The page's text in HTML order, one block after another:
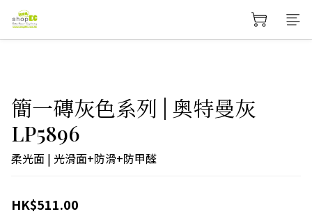
簡一磚灰色系列 | 奥特曼灰
LP5896
柔光面 | 光滑面+防滑+防甲醛
HK$511.00